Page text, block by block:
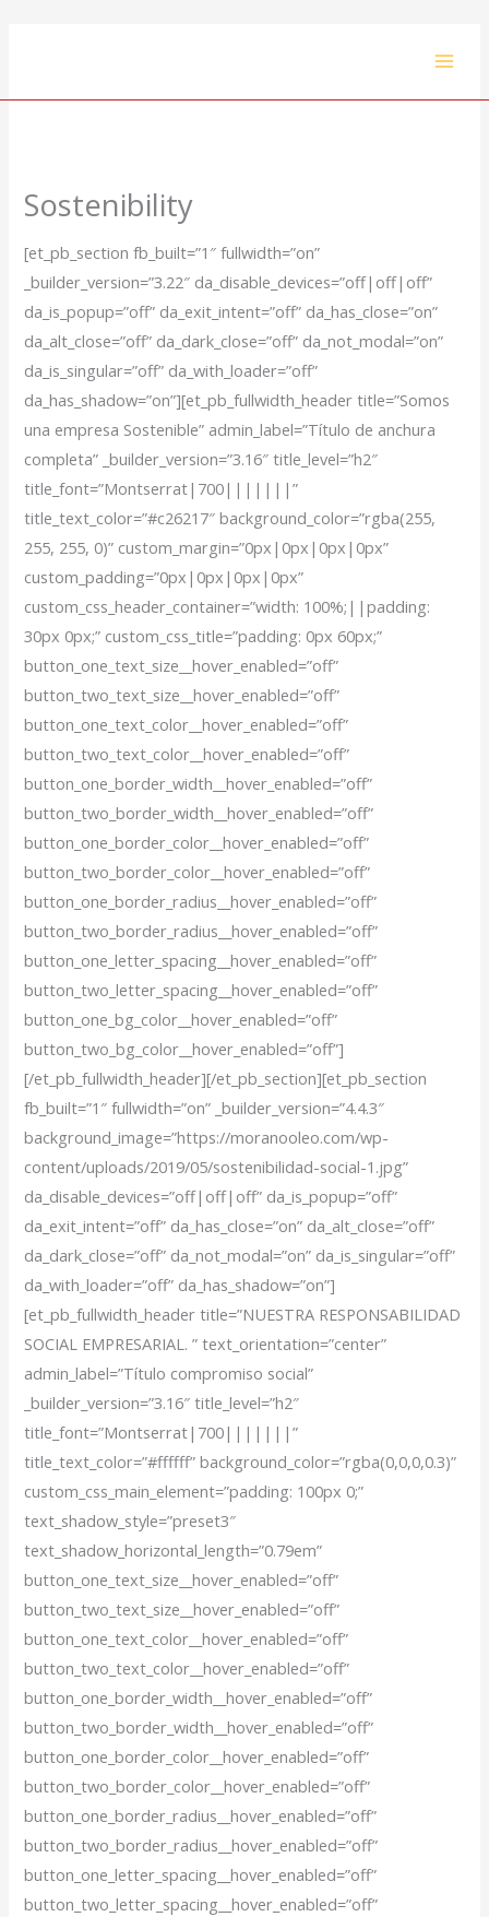
contenido
Sostenibility
[et_pb_section fb_built=”1″ fullwidth=”on”
_builder_version=”3.22″ da_disable_devices=”off|off|off”
da_is_popup=”off” da_exit_intent=”off” da_has_close=”on”
da_alt_close=”off” da_dark_close=”off” da_not_modal=”on”
da_is_singular=”off” da_with_loader=”off”
da_has_shadow=”on”][et_pb_fullwidth_header title=”Somos
una empresa Sostenible” admin_label=”Título de anchura
completa” _builder_version=”3.16″ title_level=”h2″
title_font=”Montserrat|700|||||||”
title_text_color=”#c26217″ background_color=”rgba(255,
255, 255, 0)” custom_margin=”0px|0px|0px|0px”
custom_padding=”0px|0px|0px|0px”
custom_css_header_container=”width: 100%;||padding:
30px 0px;” custom_css_title=”padding: 0px 60px;”
button_one_text_size__hover_enabled=”off”
button_two_text_size__hover_enabled=”off”
button_one_text_color__hover_enabled=”off”
button_two_text_color__hover_enabled=”off”
button_one_border_width__hover_enabled=”off”
button_two_border_width__hover_enabled=”off”
button_one_border_color__hover_enabled=”off”
button_two_border_color__hover_enabled=”off”
button_one_border_radius__hover_enabled=”off”
button_two_border_radius__hover_enabled=”off”
button_one_letter_spacing__hover_enabled=”off”
button_two_letter_spacing__hover_enabled=”off”
button_one_bg_color__hover_enabled=”off”
button_two_bg_color__hover_enabled=”off”]
[/et_pb_fullwidth_header][/et_pb_section][et_pb_section
fb_built=”1″ fullwidth=”on” _builder_version=”4.4.3″
background_image=”https://moranooleo.com/wp-
content/uploads/2019/05/sostenibilidad-social-1.jpg”
da_disable_devices=”off|off|off” da_is_popup=”off”
da_exit_intent=”off” da_has_close=”on” da_alt_close=”off”
da_dark_close=”off” da_not_modal=”on” da_is_singular=”off”
da_with_loader=”off” da_has_shadow=”on”]
[et_pb_fullwidth_header title=”NUESTRA RESPONSABILIDAD
SOCIAL EMPRESARIAL. ” text_orientation=”center”
admin_label=”Título compromiso social”
_builder_version=”3.16″ title_level=”h2″
title_font=”Montserrat|700|||||||”
title_text_color=”#ffffff” background_color=”rgba(0,0,0,0.3)”
custom_css_main_element=”padding: 100px 0;”
text_shadow_style=”preset3″
text_shadow_horizontal_length=”0.79em”
button_one_text_size__hover_enabled=”off”
button_two_text_size__hover_enabled=”off”
button_one_text_color__hover_enabled=”off”
button_two_text_color__hover_enabled=”off”
button_one_border_width__hover_enabled=”off”
button_two_border_width__hover_enabled=”off”
button_one_border_color__hover_enabled=”off”
button_two_border_color__hover_enabled=”off”
button_one_border_radius__hover_enabled=”off”
button_two_border_radius__hover_enabled=”off”
button_one_letter_spacing__hover_enabled=”off”
button_two_letter_spacing__hover_enabled=”off”